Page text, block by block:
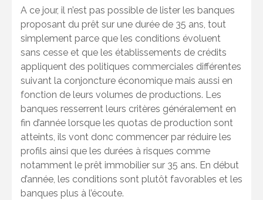
A ce jour, il n’est pas possible de lister les banques
proposant du prêt sur une durée de 35 ans, tout
simplement parce que les conditions évoluent
sans cesse et que les établissements de crédits
appliquent des politiques commerciales différentes
suivant la conjoncture économique mais aussi en
fonction de leurs volumes de productions. Les
banques resserrent leurs critères généralement en
fin d’année lorsque les quotas de production sont
atteints, ils vont donc commencer par réduire les
profils ainsi que les durées à risques comme
notamment le prêt immobilier sur 35 ans. En début
d’année, les conditions sont plutôt favorables et les
banques plus à l’écoute.